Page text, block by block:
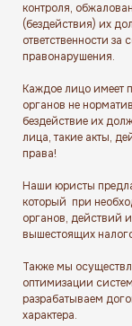
контроля,
(бездействия) их
ответственности за
правонарушения.
Каждое лицо имеет
органов не
бездействие их
лица, такие акты,
права!
Наши юристы
который при
органов, действий
вышестоящих
Также мы
оптимизации
разрабатываем
характера.